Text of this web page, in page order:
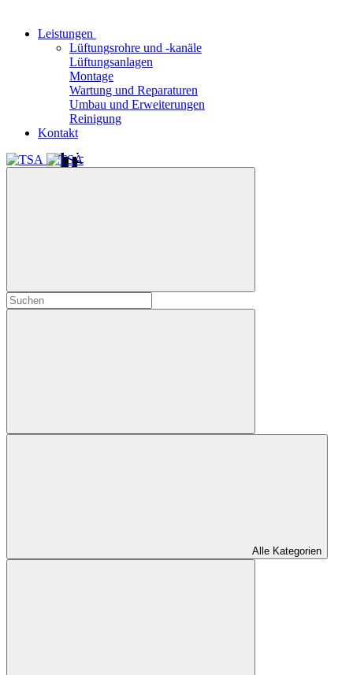
Leistungen
Lüftungsrohre und -kanäle
Lüftungsanlagen
Montage
Wartung und Reparaturen
Umbau und Erweiterungen
Reinigung
Kontakt
Alle Kategorien